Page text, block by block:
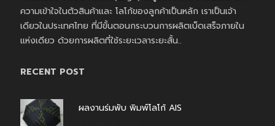
ความเข้าใจในตัวสินค้าและ โลโก้ของลูกค้าเป็นหลัก เราเป็นเจ้า
เดียวในประเทศไทย ที่มีขั้นตอนกระบวนการผลิตเบ็ดเสร็จภายใน
แห่งเดียว ด้วยการผลิตที่ใช้ระยะเวลาระยะสั้น..
RECENT POST
ผลงานร่มพับ พิมพ์โลโก้ AIS